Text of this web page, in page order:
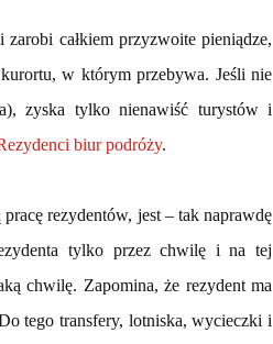
całkiem przyzwoite pieniądze,
w którym przebywa. Jeśli nie
zyska tylko nienawiść turystów i
biur podróży.
rezydentów, jest – tak naprawdę
tylko przez chwilę i na tej
chwilę. Zapomina, że rezydent ma
tego transfery, lotniska, wycieczki i